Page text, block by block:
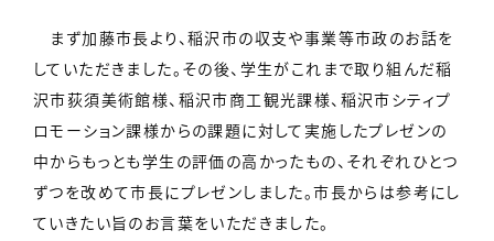
まず加藤市長より、稲沢市の収支や事業等市政のお話を
していただきました。その後、学生がこれまで取り組んだ稲
沢市荻須美術館様、稲沢市商工観光課様、稲沢市シティプ
ロモーション課様からの課題に対して実施したプレゼンの
中からもっとも学生の評価の高かったもの、それぞれひとつ
ずつを改めて市長にプレゼンしました。市長からは参考にし
ていきたい旨のお言葉をいただきました。